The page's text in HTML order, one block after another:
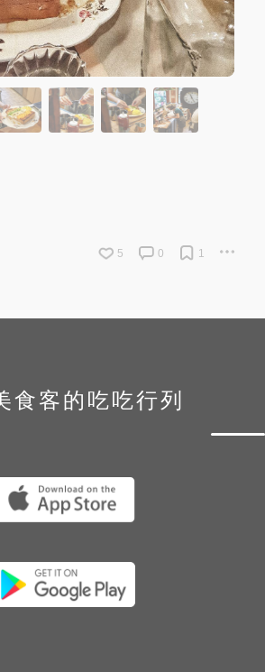
5 0 1
食客的吃吃行列